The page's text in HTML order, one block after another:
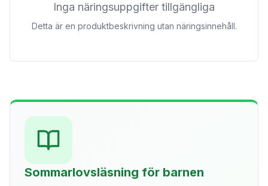
Inga näringsuppgifter tillgängliga
Detta är en produktbeskrivning utan näringsinnehåll.
Sommarlovsläsning för barnen